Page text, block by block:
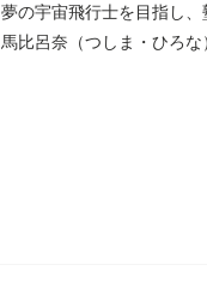
夢の宇宙飛行士を目指し
馬比呂奈（つしま・ひろ